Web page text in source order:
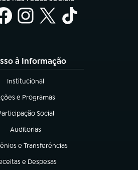
à Informação
Institucional
(abre em nova aba)
e Programas
em nova aba)
Social
em nova aba)
Auditorias
(abre em nova aba)
e Transferências
nova aba)
e Despesas
em nova aba)